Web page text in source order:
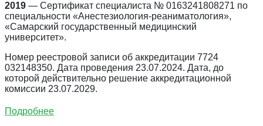
2019 — Сертификат специалиста № 0163241808271 по
специальности «Анестезиология-реаниматология»,
«Самарский государственный медицинский
университет».
Номер реестровой записи об аккредитации 7724
032148350. Дата проведения 23.07.2024. Дата, до
которой действительно решение аккредитационной
комиссии 23.07.2029.
Подробнее